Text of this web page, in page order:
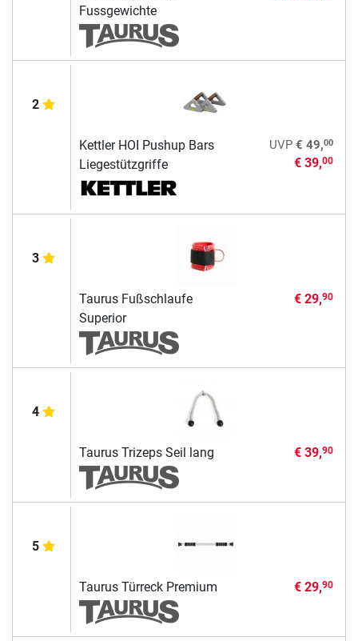
Fussgewichte
2
Kettler HOI Pushup Bars
Liegestützgriffe
UVP € 49,00
€ 39,00
3
Taurus Fußschlaufe
Superior
€ 29,90
4
Taurus Trizeps Seil lang € 39,90
5
Taurus Türreck Premium € 29,90